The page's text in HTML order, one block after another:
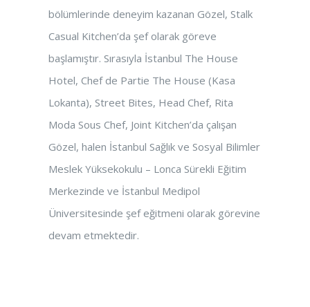
bölümlerinde deneyim kazanan Gözel, Stalk
Casual Kitchen’da şef olarak göreve
başlamıştır. Sırasıyla İstanbul The House
Hotel, Chef de Partie The House (Kasa
Lokanta), Street Bites, Head Chef, Rita
Moda Sous Chef, Joint Kitchen’da çalışan
Gözel, halen İstanbul Sağlık ve Sosyal Bilimler
Meslek Yüksekokulu – Lonca Sürekli Eğitim
Merkezinde ve İstanbul Medipol
Üniversitesinde şef eğitmeni olarak görevine
devam etmektedir.